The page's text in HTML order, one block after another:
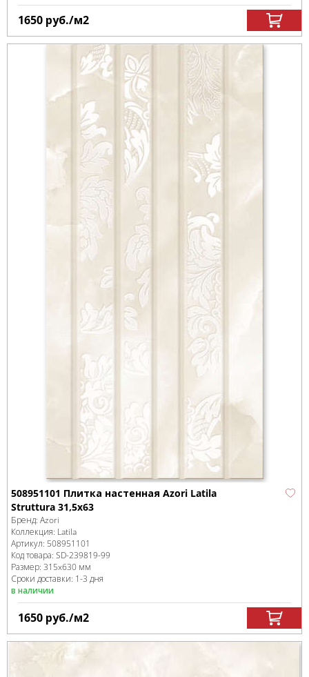
1650 руб./м2
508951101 Плитка настенная Azori Latila
Struttura 31,5x63
Бренд: Azori
Коллекция: Latila
Артикул: 508951101
Код товара: SD-239819-99
Размер: 315x630 мм
Сроки доставки: 1-3 дня
в наличии
1650 руб./м2